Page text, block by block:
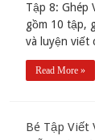
Tập 8: Ghép
gồm 10 tập,
và luyện viết
Read More »
Bé Tập Viết